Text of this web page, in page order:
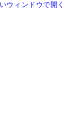
ウィンドウで開く